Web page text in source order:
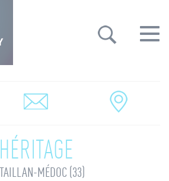
Toggle
HÉRITAGE
MÉDOC (33)